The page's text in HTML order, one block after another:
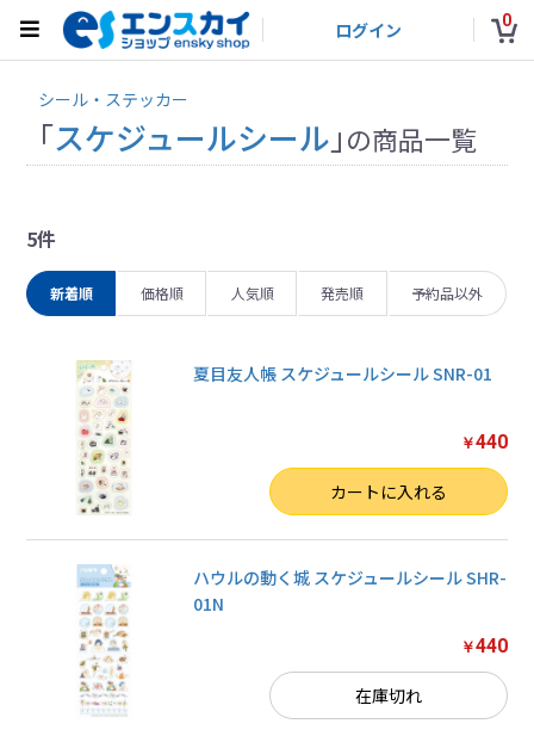
ログイン 0
シール・ステッカー
「スケジュールシール 」の商品一覧
5件
新着順 価格順 人気順 発売順 予約品以外
夏目友人帳 スケジュールシール SNR-01
￥440
カートに入れる
ハウルの動く城 スケジュールシール SHR-
01N
￥440
在庫切れ